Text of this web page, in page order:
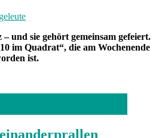
und sie gehört gemeinsam gefeiert.
im Quadrat“, die am Wochenende
ist.